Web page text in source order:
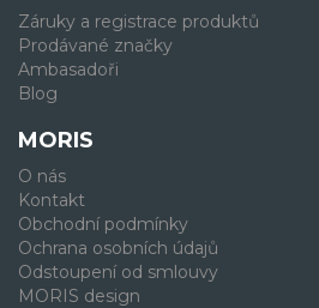
Záruky a registrace produktů
Prodávané značky
Ambasadoři
Blog
MORIS
O nás
Kontakt
Obchodní podmínky
Ochrana osobních údajů
Odstoupení od smlouvy
MORIS design